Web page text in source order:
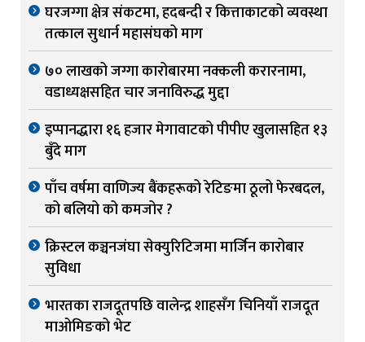
घरजग्गा क्षेत्र संकटमा, हदबन्दी र कित्ताकाटको व्यवस्था
तत्काल सुधार्न महासंघको माग
७० लाखको जग्गा कारोबारमा नक्कली करारनामा,
वडाध्यक्षसहित चार जनाविरुद्ध मुद्दा
इप्पानद्धारा १६ हजार मेगावाटको पीपीए खुलासहित १३
बुँदे माग
पाँच वर्षमा वाणिज्य बैंकहरूको रेटिङमा ठूलो फेरबदल,
को बलियो को कमजोर ?
क्रिस्टल कञ्चनजंघा सेक्युरिटिजमा मार्जिन कारोबार
सुविधा
भारतका राजदूतपछि वालेन्द्र शाहसँग चिनियाँ राजदूत
माओमिङको भेट